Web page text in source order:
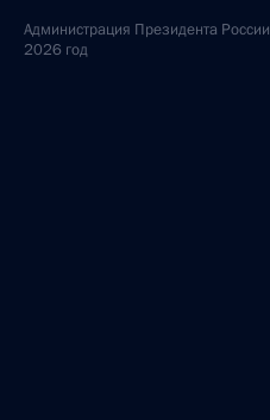
Администрация Президента России
2026 год